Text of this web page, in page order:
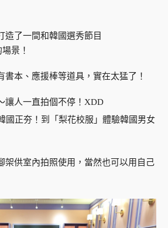
造了一間和韓國選秀節目
景！
書本、應援棒等道具，實在太猛了！
讓人一直拍個不停！XDD
架供室內拍照使用，當然也可以用自己